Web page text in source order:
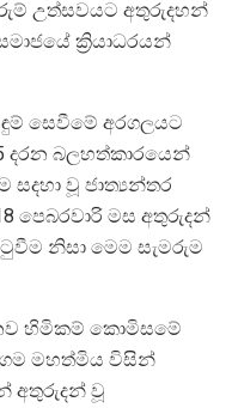
උත්සවයට අතුරුදහන්
ක්‍රියාධරයන්
සෙවීමේ අරගලයට
දරන බලහත්කාරයෙන්
වූ ජාත්‍යන්තර
පෙබරවාරි මස අතුරුදන්
නිසා මෙම සැමරුම
හිමිකම් කොමිසමේ
මහත්මිය විසින්
අතුරුදන් වූ